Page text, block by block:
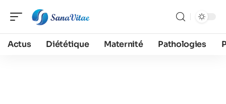
Actus Diététique Maternité Pathologies